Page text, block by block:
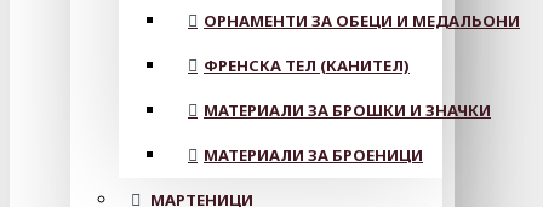
ОРНАМЕНТИ ЗА ОБЕЦИ И МЕДАЛЬОНИ
ФРЕНСКА ТЕЛ (КАНИТЕЛ)
МАТЕРИАЛИ ЗА БРОШКИ И ЗНАЧКИ
МАТЕРИАЛИ ЗА БРОЕНИЦИ
МАРТЕНИЦИ